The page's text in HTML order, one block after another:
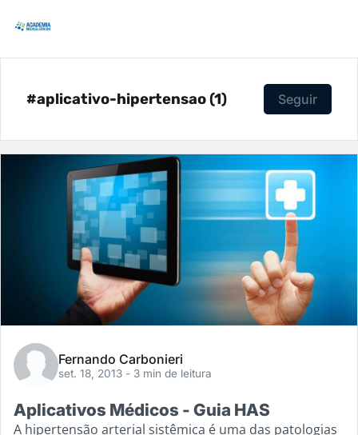
#aplicativo-hipertensao (1) Seguir
Fernando Carbonieri
set. 18, 2013 - 3 min de leitura
Aplicativos Médicos - Guia HAS
A hipertensão arterial sistêmica é uma das patologias